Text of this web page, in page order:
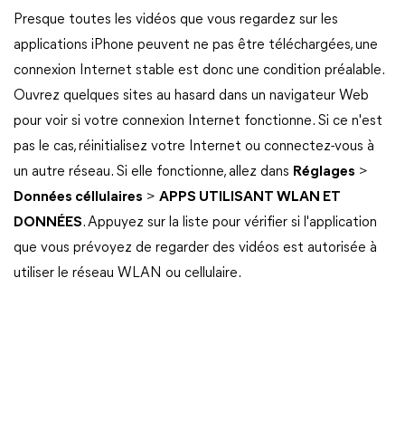
Presque toutes les vidéos que vous regardez sur les
applications iPhone peuvent ne pas être téléchargées, une
connexion Internet stable est donc une condition préalable.
Ouvrez quelques sites au hasard dans un navigateur Web
pour voir si votre connexion Internet fonctionne. Si ce n'est
pas le cas, réinitialisez votre Internet ou connectez-vous à
un autre réseau. Si elle fonctionne, allez dans Réglages >
Données céllulaires > APPS UTILISANT WLAN ET
DONNÉES. Appuyez sur la liste pour vérifier si l'application
que vous prévoyez de regarder des vidéos est autorisée à
utiliser le réseau WLAN ou cellulaire.